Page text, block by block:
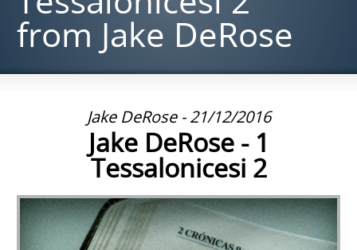
from Jake DeRose
Jake DeRose - 21/12/2016
Jake DeRose - 1
Tessalonicesi 2